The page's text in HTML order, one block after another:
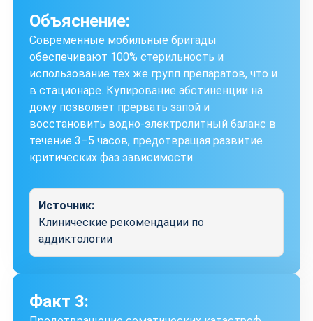
Объяснение:
Современные мобильные бригады
обеспечивают 100% стерильность и
использование тех же групп препаратов, что и
в стационаре. Купирование абстиненции на
дому позволяет прервать запой и
восстановить водно-электролитный баланс в
течение 3–5 часов, предотвращая развитие
критических фаз зависимости.
Источник:
Клинические рекомендации по
аддиктологии
Факт 3: